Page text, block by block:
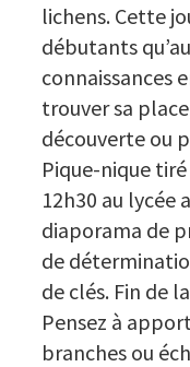
lichens. Cette
débutants
connaissances
trouver sa
découverte ou
Pique-nique
12h30 au lycée
diaporama de
de
de clés. Fin de
Pensez à
branches ou